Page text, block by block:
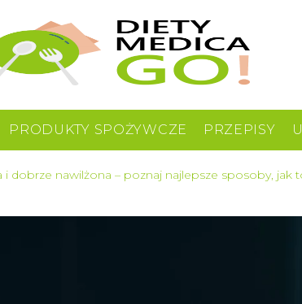
PRODUKTY SPOŻYWCZE PRZEPISY
i dobrze nawilżona – poznaj najlepsze sposoby, jak